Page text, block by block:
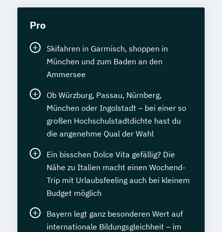
Pro
Skifahren in Garmisch, shoppen in
München und zum Baden an den
Ammersee
Ob Würzburg, Passau, Nürnberg,
München oder Ingolstadt – bei einer so
großen Hochschulstadtdichte hast du
die angenehme Qual der Wahl
Ein bisschen Dolce Vita gefällig? Die
Nähe zu Italien macht einen Wochend-
Trip mit Urlaubsfeeling auch bei kleinem
Budget möglich
Bayern legt ganz besonderen Wert auf
internationale Bildungsgleichheit – im